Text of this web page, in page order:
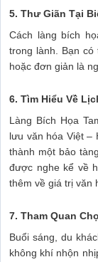
5. Thư Giãn Tại
Cách làng bích
trong lành. Bạn
hoặc đơn giản là
6. Tìm Hiểu Về
Làng Bích Họa
lưu văn hóa Việt –
thành một bảo
được nghe kể về
thêm về giá trị văn
7. Tham Quan
Buổi sáng, du
không khí nhộn